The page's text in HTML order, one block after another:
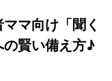
マ向け「聞く
賢い備え方♪